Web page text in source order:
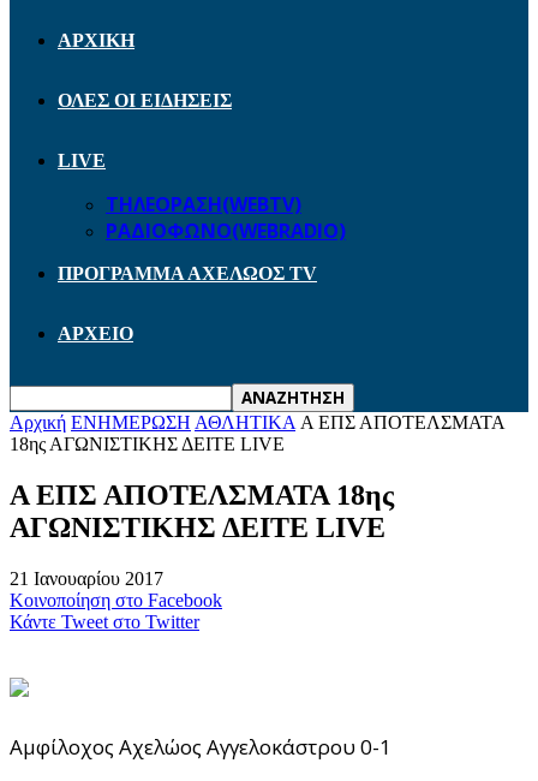
ΑΡΧΙΚΗ
ΟΛΕΣ ΟΙ ΕΙΔΗΣΕΙΣ
LIVE
ΤΗΛΕΟΡΑΣΗ(WEBTV)
ΡΑΔΙΟΦΩΝΟ(WEBRADIO)
ΠΡΟΓΡΑΜΜΑ ΑΧΕΛΩΟΣ TV
ΑΡΧΕΙΟ
Αρχική ΕΝΗΜΕΡΩΣΗ ΑΘΛΗΤΙΚΑ A ΕΠΣ ΑΠΟΤΕΛΣΜΑΤΑ
18ης ΑΓΩΝΙΣΤΙΚΗΣ ΔΕΙΤΕ LIVE
A ΕΠΣ ΑΠΟΤΕΛΣΜΑΤΑ 18ης
ΑΓΩΝΙΣΤΙΚΗΣ ΔΕΙΤΕ LIVE
21 Ιανουαρίου 2017
Κοινοποίηση στο Facebook
Κάντε Tweet στο Twitter
Αμφίλοχος Aχελώος Αγγελοκάστρου 0-1